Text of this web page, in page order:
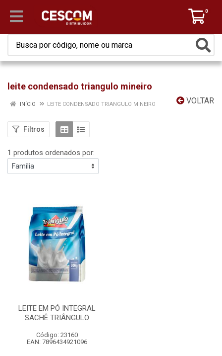
0
leite condensado triangulo mineiro
VOLTAR
INÍCIO LEITE CONDENSADO TRIANGULO MINEIRO
Filtros
1 produtos ordenados por:
LEITE EM PÓ INTEGRAL
SACHÊ TRIÂNGULO
Código: 23160
EAN: 7896434921096